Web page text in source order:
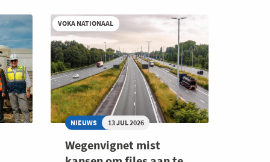
EMISSIEKOSTEN
NOODZAKELIJKE
STAP,
MAAR
VLAANDEREN
MOET
VERDER
DURVEN
GAAN
VOKA NATIONAAL
NIEUWS 13 JUL 2026
Wegenvignet mist